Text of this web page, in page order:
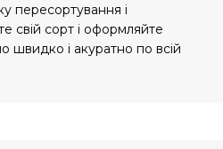
пересортування і
свій сорт і оформляйте
швидко і акуратно по всій